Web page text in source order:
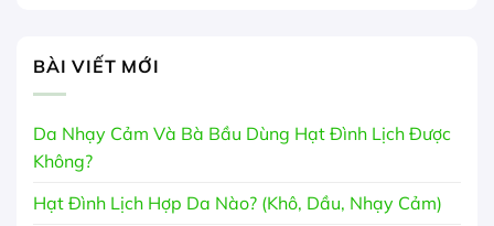
BÀI VIẾT MỚI
Da Nhạy Cảm Và Bà Bầu Dùng Hạt Đình Lịch Được
Không?
Hạt Đình Lịch Hợp Da Nào? (Khô, Dầu, Nhạy Cảm)